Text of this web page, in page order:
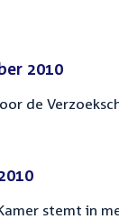
2010
de
stemt in